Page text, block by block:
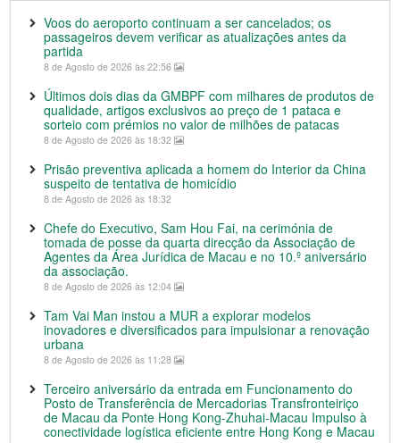
Voos do aeroporto continuam a ser cancelados; os
passageiros devem verificar as atualizações antes da
partida
8 de Agosto de 2026 às 22:56
Últimos dois dias da GMBPF com milhares de produtos de
qualidade, artigos exclusivos ao preço de 1 pataca e
sorteio com prémios no valor de milhões de patacas
8 de Agosto de 2026 às 18:32
Prisão preventiva aplicada a homem do Interior da China
suspeito de tentativa de homicídio
8 de Agosto de 2026 às 18:32
Chefe do Executivo, Sam Hou Fai, na cerimónia de
tomada de posse da quarta direcção da Associação de
Agentes da Área Jurídica de Macau e no 10.º aniversário
da associação.
8 de Agosto de 2026 às 12:04
Tam Vai Man instou a MUR a explorar modelos
inovadores e diversificados para impulsionar a renovação
urbana
8 de Agosto de 2026 às 11:28
Terceiro aniversário da entrada em Funcionamento do
Posto de Transferência de Mercadorias Transfronteiriço
de Macau da Ponte Hong Kong-Zhuhai-Macau Impulso à
conectividade logística eficiente entre Hong Kong e Macau